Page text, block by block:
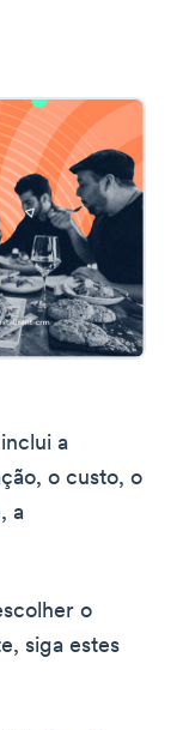
a
o custo, o
a
o
siga estes